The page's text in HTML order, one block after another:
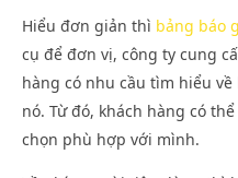
Hiểu đơn giản thì bảng báo
cụ để đơn vị, công ty cung
hàng có nhu cầu tìm hiểu
nó. Từ đó, khách hàng có
chọn phù hợp với mình.